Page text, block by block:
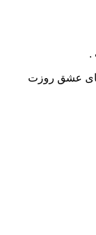
.
عشق روزت